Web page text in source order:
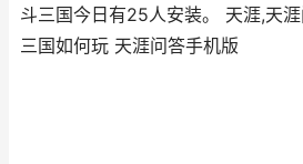
斗三国今日有25人安装。 天涯,天
三国如何玩 天涯问答手机版